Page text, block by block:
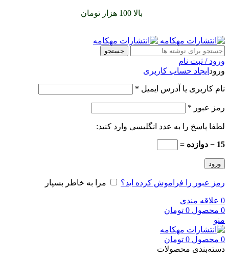
بالا 100 هزار تومان
جستجو
ورود / ثبت نام
ورود ایجاد حساب کاربری
نام کاربری یا آدرس ایمیل *
رمز عبور *
لطفا پاسخ را به عدد انگلیسی وارد کنید:
15 − دوازده =
ورود
رمز عبور را فراموش کرده اید؟ مرا به خاطر بسپار
0 علاقه مندی
0 محصول 0 تومان
منو
0 محصول 0 تومان
دسته‌بندی محصولات